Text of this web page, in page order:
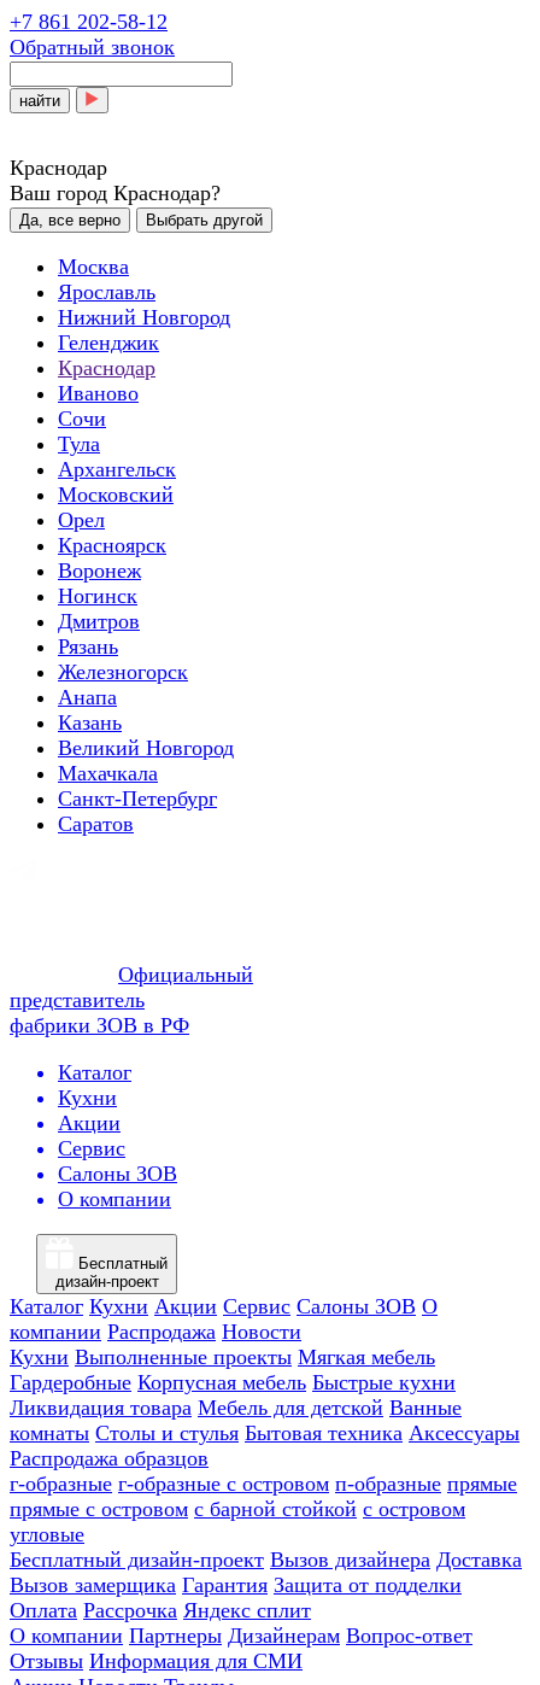
+7 861 202-58-12
Обратный звонок
найти
Краснодар
Ваш город Краснодар?
Да, все верно Выбрать другой
Москва
Ярославль
Нижний Новгород
Геленджик
Краснодар
Иваново
Сочи
Тула
Архангельск
Московский
Орел
Красноярск
Воронеж
Ногинск
Дмитров
Рязань
Железногорск
Анапа
Казань
Великий Новгород
Махачкала
Санкт-Петербург
Саратов
Официальный
представитель
фабрики ЗОВ в РФ
Каталог
Кухни
Акции
Сервис
Салоны ЗОВ
О компании
Бесплатный
дизайн-проект
Каталог Кухни Акции Сервис Салоны ЗОВ О
компании Распродажа Новости
Кухни Выполненные проекты Мягкая мебель
Гардеробные Корпусная мебель Быстрые кухни
Ликвидация товара Мебель для детской Ванные
комнаты Столы и стулья Бытовая техника Аксессуары
Распродажа образцов
г-образные г-образные с островом п-образные прямые
прямые с островом с барной стойкой с островом
угловые
Бесплатный дизайн-проект Вызов дизайнера Доставка
Вызов замерщика Гарантия Защита от подделки
Оплата Рассрочка Яндекс сплит
О компании Партнеры Дизайнерам Вопрос-ответ
Отзывы Информация для СМИ